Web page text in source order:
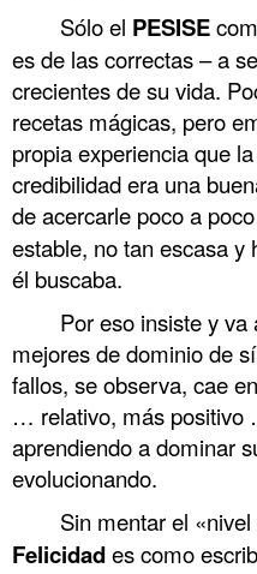
Sólo el PESISE
es de las correctas – a
crecientes de su vida.
recetas mágicas, pero
propia experiencia que
credibilidad era una
de acercarle poco a
estable, no tan escasa y
él buscaba.
Por eso insiste y va
mejores de dominio de
fallos, se observa, cae
… relativo, más positivo
aprendiendo a dominar
evolucionando.
Sin mentar el «nivel
Felicidades como